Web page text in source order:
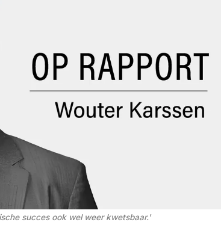
succes ook wel weer kwetsbaar.'